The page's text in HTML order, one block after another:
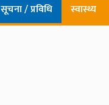
सूचना / प्रविधि स्वास्थ्य